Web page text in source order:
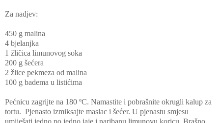
Za nadjev:
450 g malina
4 bjelanjka
1 žličica limunovog soka
200 g šećera
2 žlice pekmeza od malina
100 g badema u listićima
Pećnicu zagrijte na 180 ºC. Namastite i pobrašnite okrugli kalup za
tortu. Pjenasto izmiksajte maslac i šećer. U pjenastu smjesu
umiješati jedno po jedno jaje i naribanu limunovu koricu. Brašno